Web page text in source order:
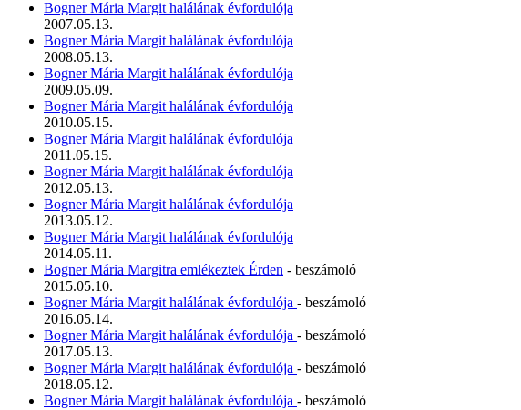
Bogner Mária Margit halálának évfordulója
2007.05.13.
Bogner Mária Margit halálának évfordulója
2008.05.13.
Bogner Mária Margit halálának évfordulója
2009.05.09.
Bogner Mária Margit halálának évfordulója
2010.05.15.
Bogner Mária Margit halálának évfordulója
2011.05.15.
Bogner Mária Margit halálának évfordulója
2012.05.13.
Bogner Mária Margit halálának évfordulója
2013.05.12.
Bogner Mária Margit halálának évfordulója
2014.05.11.
Bogner Mária Margitra emlékeztek Érden - beszámoló
2015.05.10.
Bogner Mária Margit halálának évfordulója - beszámoló
2016.05.14.
Bogner Mária Margit halálának évfordulója - beszámoló
2017.05.13.
Bogner Mária Margit halálának évfordulója - beszámoló
2018.05.12.
Bogner Mária Margit halálának évfordulója - beszámoló